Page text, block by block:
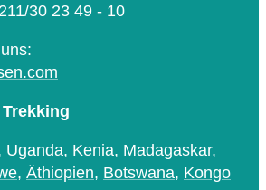
30 23 49 - 10
Uganda, Kenia, Madagaskar,
, Äthiopien, Botswana, Kongo